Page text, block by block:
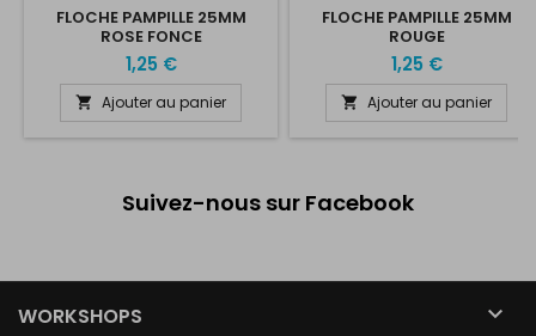
FLOCHE PAMPILLE 25MM
ROSE FONCE
1,25 €
 Ajouter au panier
FLOCHE PAMPILLE 25MM
ROUGE
1,25 €
 Ajouter au panier
Suivez-nous sur Facebook
WORKSHOPS 